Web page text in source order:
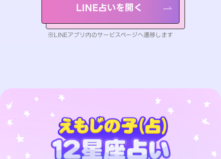
LINE占いを開く
※LINEアプリ内のサービスページへ遷移します